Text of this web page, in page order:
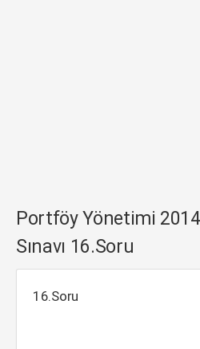
Portföy Yönetimi
Sınavı 16.Soru
16.Soru